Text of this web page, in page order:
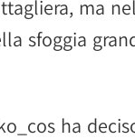
ma
sfoggia
ha